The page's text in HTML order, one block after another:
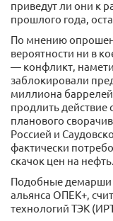
приведут ли они к
прошлого года,
По мнению
вероятности ни в
— конфликт,
заблокировали
миллиона баррелей
продлить действие
планового
Россией и
фактически
скачок цен на нефть.
Подобные демарши
альянса ОПЕК+,
технологий ТЭК